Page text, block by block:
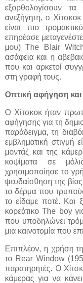
εξορθολογίσουν
ανεξήγητη, ο
είναι πιο
επηρέασε
μου) The Blair
ασάφεια και η
που και αρκετοί
στη γραφή τους.
Οπτική αφήγηση και
Ο Χίτσκοκ ήταν
αφήγησης για τη
παράδειγμα, τη
εμβληματική στιγμή
μοντάζ και της
κοψίματα σε
χρησιμοποίησε το
ψευδαίσθηση της
το δέρμα που
το είδαμε ποτέ. Και
κορεάτικο The boy
που υποδηλώνει
μια καινοτομία που
Επιπλέον, η χρήση
το Rear Window
παρατηρητές. Ο
κάμερας για να